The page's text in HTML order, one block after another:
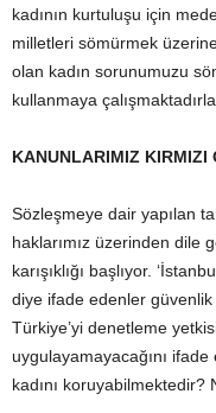
kadının kurtuluşu için
milletleri sömürmek
olan kadın sorunumuzu
kullanmaya
KANUNLARIMIZ KIRMIZI
Sözleşmeye dair yapılan
haklarımız üzerinden dile
karışıklığı başlıyor.
diye ifade edenler
Türkiye’yi denetleme
uygulayamayacağını
kadını koruyabilmektedir?